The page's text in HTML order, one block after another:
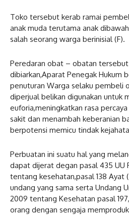
Toko tersebut kerab ramai
anak muda terutama anak
salah seorang warga berinisial (F).
Peredaran obat – obatan
dibiarkan,Aparat Penegak Hukum
penuturan Warga selaku pembeli
diperjual belikan digunakan untuk
euforia,meningkatkan rasa
sakit dan menambah keberanian
berpotensi memicu tindak
Perbuatan ini suatu hal yang
dapat dijerat degan pasal 435 UU
tentang kesehatan,pasal 138 Ayat
undang yang sama serta Undang
2009 tentang Kesehatan pasal
orang dengan sengaja